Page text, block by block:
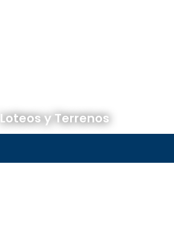
Loteos y Terrenos